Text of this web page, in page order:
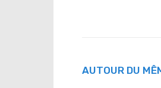
AUTOUR DU